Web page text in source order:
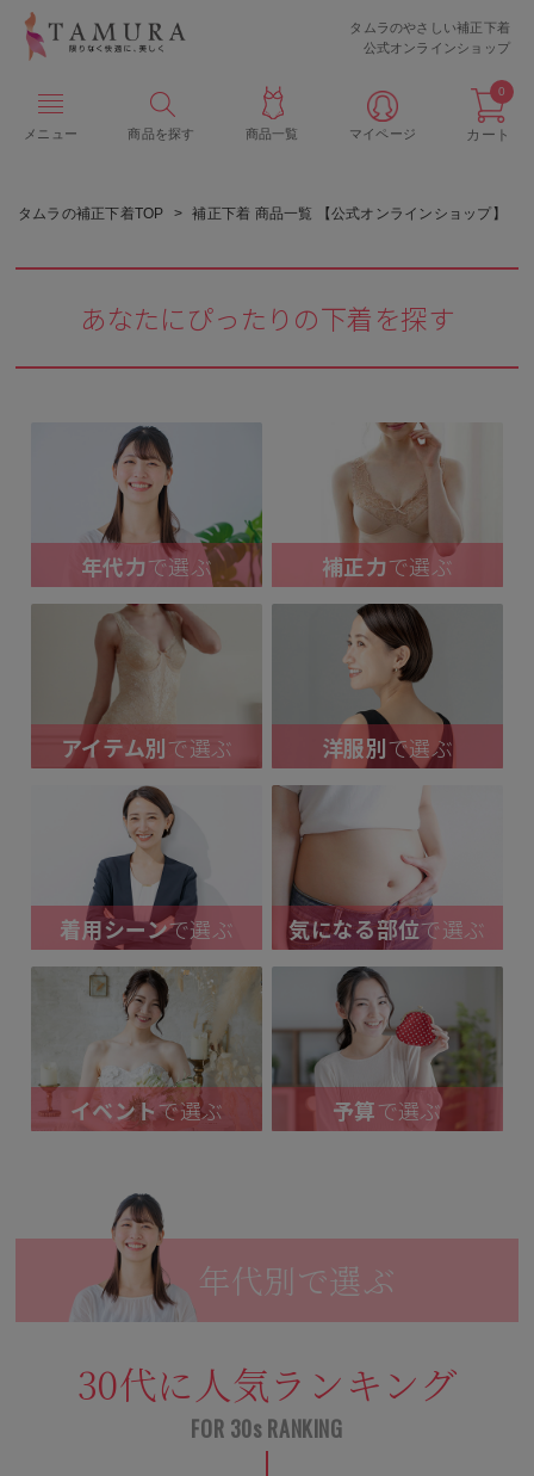
タムラのやさしい補正下着
公式オンラインショップ
メニュー 商品を探す 商品一覧 マイページ カート
0
タムラの補正下着TOP 補正下着 商品一覧 【公式オンラインショップ】
あなたにぴったりの下着を探す
年代力で選ぶ 補正力で選ぶ
アイテム別で選ぶ 洋服別で選ぶ
着用シーンで選ぶ 気になる部位で選ぶ
イベントで選ぶ 予算で選ぶ
年代別で選ぶ
30代に人気ランキング